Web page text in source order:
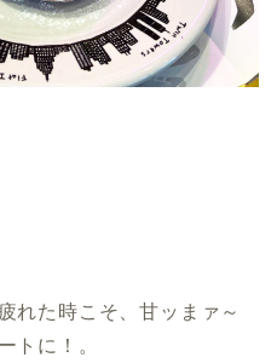
れた時こそ、甘ッまァ～
トに！。